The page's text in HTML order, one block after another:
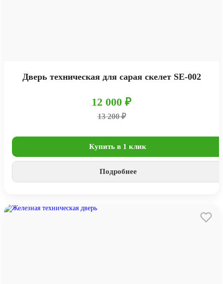
Дверь техническая для сарая скелет SE-002
12 000 ₽
13 200 ₽
Купить в 1 клик
Подробнее